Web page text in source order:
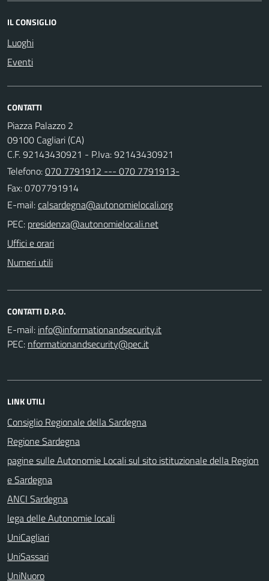
IL CONSIGLIO
Luoghi
Eventi
CONTATTI
Piazza Palazzo 2
09100 Cagliari (CA)
C.F. 92143430921 - P.Iva: 92143430921
Telefono:070 7791912 --- 070 7791913-
Fax: 0707791914
E-mail:
PEC:
Uffici e orari
Numeri utili
CONTATTI D.P.O.
E-mail:
PEC:
LINK UTILI
Consiglio Regionale della Sardegna
Regione Sardegna
pagine sulle Autonomie Locali sul sito istituzionale della Region
e Sardegna
ANCI Sardegna
lega delle Autonomie locali
UniCagliari
UniSassari
UniNuoro